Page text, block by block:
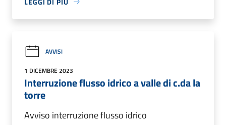
AVVISI
1 DICEMBRE 2023
Interruzione flusso idrico a valle di c.da la
torre
Avviso interruzione flusso idrico